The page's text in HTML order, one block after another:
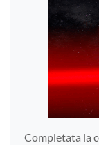
Completata la